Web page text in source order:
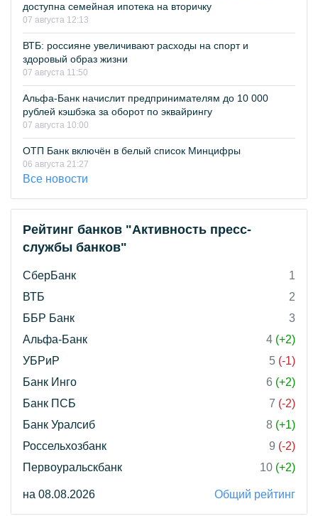
доступна семейная ипотека на вторичку
07 августа 12:13
ВТБ: россияне увеличивают расходы на спорт и
здоровый образ жизни
07 августа 11:50
Альфа-Банк начислит предпринимателям до 10 000
рублей кэшбэка за оборот по эквайрингу
07 августа 10:00
ОТП Банк включён в белый список Минцифры
06 августа 21:27
Все новости
Рейтинг банков "Активность пресс-
службы банков"
СберБанк
1
ВТБ
2
ББР Банк
3
Альфа-Банк
4 (+2)
УБРиР
5 (-1)
Банк Инго
6 (+2)
Банк ПСБ
7 (-2)
Банк Уралсиб
8 (+1)
Россельхозбанк
9 (-2)
Первоуральскбанк
10 (+2)
на 08.08.2026 Общий рейтинг